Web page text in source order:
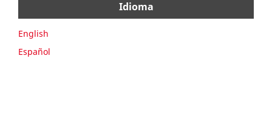
Idioma
English
Español